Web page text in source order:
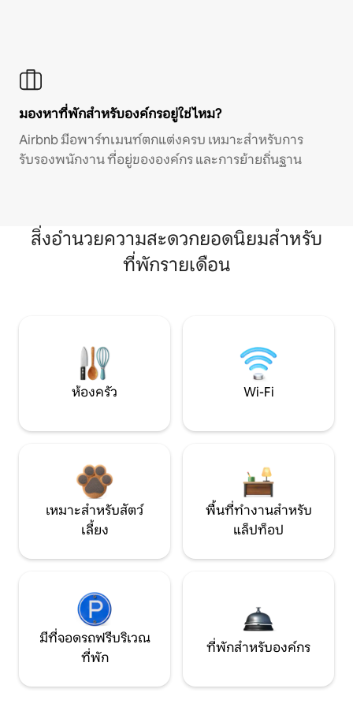
มองหาที่พักสำหรับองค์กรอยู่ใช่ไหม?
Airbnb มีอพาร์ทเมนท์ตกแต่งครบ เหมาะสำหรับการ
รับรองพนักงาน ที่อยู่ขององค์กร และการย้ายถิ่นฐาน
สิ่งอำนวยความสะดวกยอดนิยมสำหรับ
ที่พักรายเดือน
ห้องครัว Wi-Fi
เหมาะสำหรับสัตว์
เลี้ยง
พื้นที่ทำงานสำหรับ
แล็ปท็อป
มีที่จอดรถฟรีบริเวณ
ที่พัก
ที่พักสำหรับองค์กร